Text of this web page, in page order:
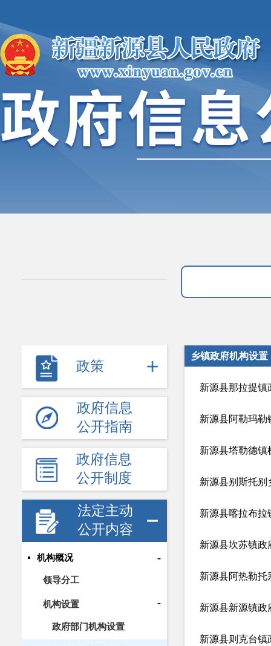
政策
政府信息
公开指南
政府信息
公开制度
法定主动
公开内容
机构概况 -
领导分工
机构设置 -
政府部门机构设置
乡镇政府机构设置
新源县那拉提镇
新源县阿勒玛勒
新源县塔勒德镇
新源县别斯托别
新源县喀拉布拉
新源县坎苏镇政
新源县阿热勒托
新源县新源镇政
新源县则克台镇